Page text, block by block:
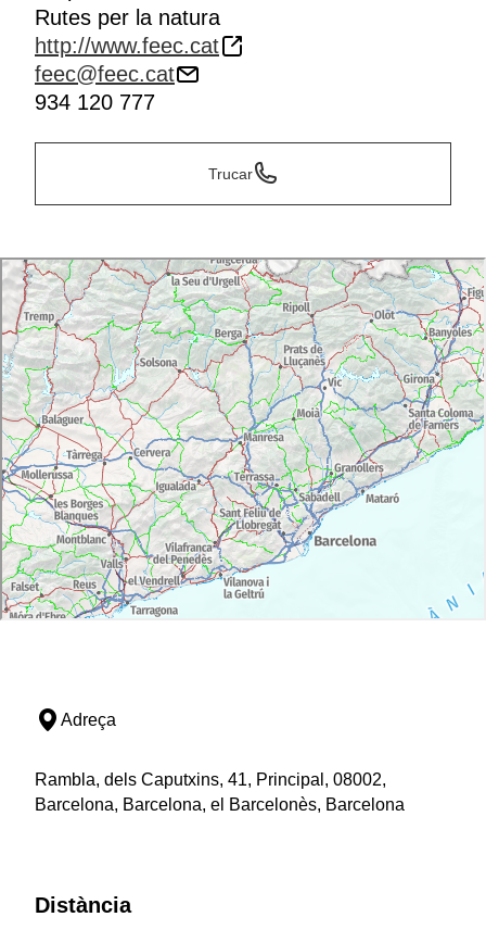
Rutes per la natura
http://www.feec.cat
feec@feec.cat
934 120 777
Trucar
Adreça
Rambla, dels Caputxins, 41, Principal, 08002,
Barcelona, Barcelona, el Barcelonès, Barcelona
Distància